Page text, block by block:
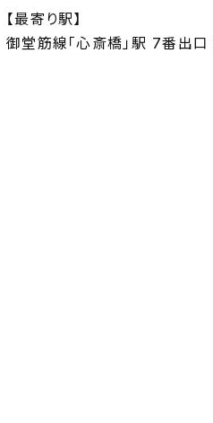
【最寄り駅】
御堂筋線「心斎橋」駅 7番出